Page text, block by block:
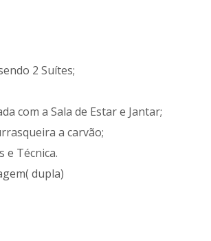
2 Suítes;
com a Sala de Estar e Jantar;
a carvão;
e Técnica.
dupla)